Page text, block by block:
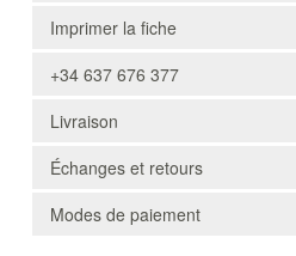
Imprimer la fiche
+34 637 676 377
Livraison
Échanges et retours
Modes de paiement